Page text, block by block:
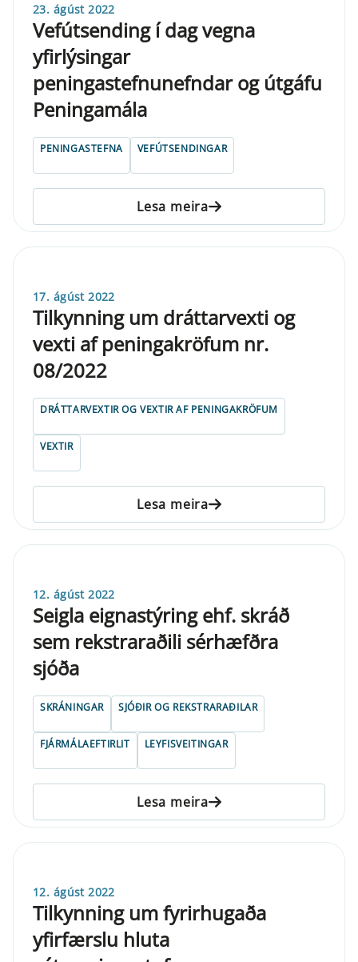
23. ágúst 2022
Vefútsending í dag vegna
yfirlýsingar
peningastefnunefndar og útgáfu
Peningamála
PENINGASTEFNA VEFÚTSENDINGAR
Lesa meira
17. ágúst 2022
Tilkynning um dráttarvexti og
vexti af peningakröfum nr.
08/2022
DRÁTTARVEXTIR OG VEXTIR AF PENINGAKRÖFUM
VEXTIR
Lesa meira
12. ágúst 2022
Seigla eignastýring ehf. skráð
sem rekstraraðili sérhæfðra
sjóða
SKRÁNINGAR SJÓÐIR OG REKSTRARAÐILAR
FJÁRMÁLAEFTIRLIT LEYFISVEITINGAR
Lesa meira
12. ágúst 2022
Tilkynning um fyrirhugaða
yfirfærslu hluta